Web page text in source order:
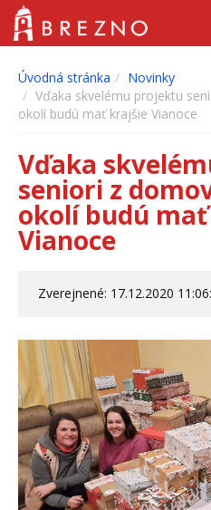
Úvodná stránka
Novinky
Vďaka skvelému projektu
okolí budú mať krajšie Vianoce
Vďaka
seniori z
okolí budú
Vianoce
Zverejnené: 17.12.2020